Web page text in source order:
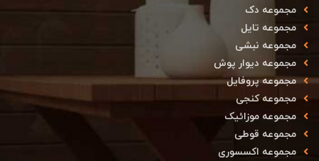
مجموعه دک
مجموعه تایل
مجموعه نبشی
مجموعه دیوار پوش
مجموعه پروفایل
مجموعه کنجی
مجموعه موزائیک
مجموعه قوطی
مجموعه اکسسوری